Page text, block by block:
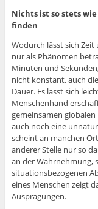
Nichts ist so stets
finden
Wodurch lässt sich
nur als Phänomen
Minuten und
nicht konstant, auch
Dauer. Es lässt sich
Menschenhand
gemeinsamen
auch noch eine
scheint an manchen
anderer Stelle nur so
an der Wahrnehmung,
situationsbezogenen
eines Menschen zeigt
Ausprägungen.